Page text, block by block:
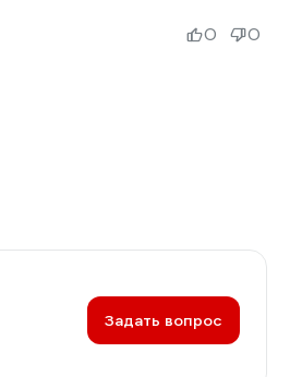
0 0
Задать вопрос